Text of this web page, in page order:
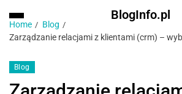
BlogInfo.pl
Home
Blog
Zarządzanie relacjami z klientami (crm) –
Blog